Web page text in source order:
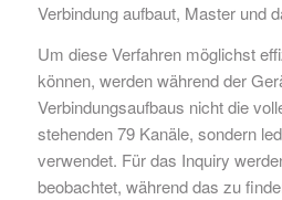
Verbindung aufbaut, Master und
Um diese Verfahren möglichst
können, werden während der
Verbindungsaufbaus nicht die
stehenden 79 Kanäle, sondern
verwendet. Für das Inquiry
beobachtet, während das zu